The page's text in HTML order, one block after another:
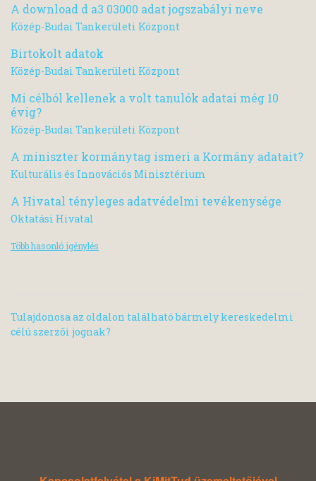
A download d a3 03000 adat jogszabályi neve
Közép-Budai Tankerületi Központ
Birtokolt adatok
Közép-Budai Tankerületi Központ
Mi célból kellenek a volt tanulók adatai még 10
évig?
Közép-Budai Tankerületi Központ
A miniszter kormánytag ismeri a Kormány adatait?
Kulturális és Innovációs Minisztérium
A Hivatal tényleges adatvédelmi tevékenysége
Oktatási Hivatal
Több hasonló igénylés
Tulajdonosa az oldalon található bármely kereskedelmi
célú szerzői jognak?